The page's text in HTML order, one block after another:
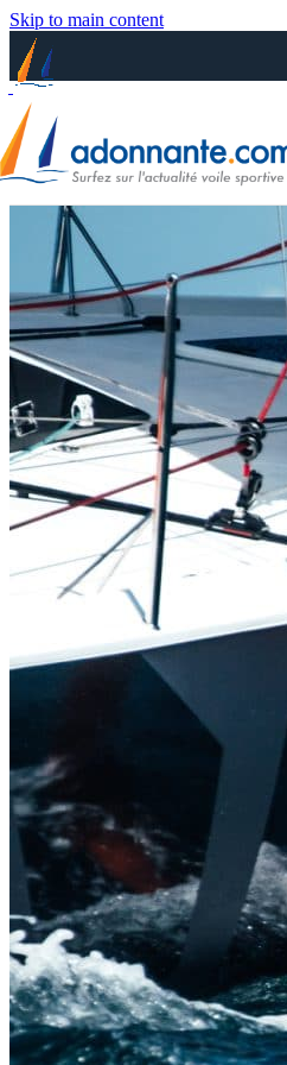
Skip to main content